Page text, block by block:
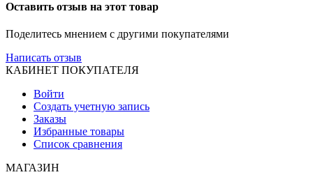
Оставить отзыв на этот товар
Поделитесь мнением с другими покупателями
Написать отзыв
КАБИНЕТ ПОКУПАТЕЛЯ
Войти
Создать учетную запись
Заказы
Избранные товары
Список сравнения
МАГАЗИН